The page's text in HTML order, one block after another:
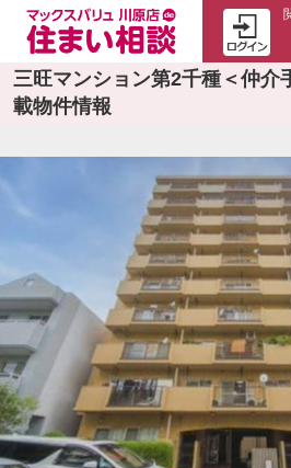
三旺マンション第2千種＜仲介
載物件情報